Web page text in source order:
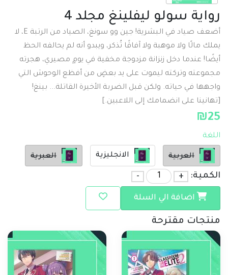
رواية سولو ليفلينغ مجلد 4
أضعف صياد في البشرية! جين وو سونغ، الصياد من الرتبة E، لا
يملك مالًا ولا موهبة ولا آفاقًا تُذكر، ويبدو أنه لم يحالفه الحظ
أيضًا! عندما دخل زنزانة مزدوجة مخفية في يومٍ مصيري، هجرته
مجموعته وتركته ليموت على يد بعضٍ من أفظع الوحوش التي
واجهها في حياته. ولكن قبل الضربة الأخيرة القاتلة... بينغ!
[تهانينا على انضمامك إلى اللاعبين.]
₪25
اللغة
العربية الانجليزية العبرية
الكمية: +
-
اضافة الي السلة
منتجات مقترحة